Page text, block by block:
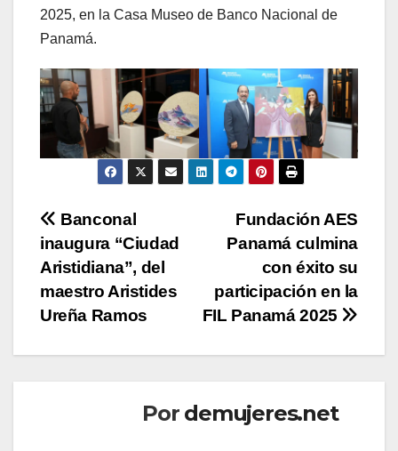
2025, en la Casa Museo de Banco Nacional de
Panamá.
Navegación
de
entradas
Fundación AES
Panamá culmina
con éxito su
participación en la
FIL Panamá 2025
Banconal
inaugura “Ciudad
Aristidiana”, del
maestro Aristides
Ureña Ramos
Por demujeres.net